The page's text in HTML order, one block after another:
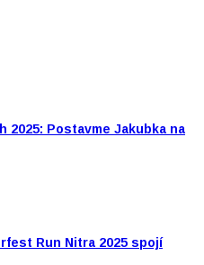
2025: Postavme Jakubka na
Run Nitra 2025 spojí